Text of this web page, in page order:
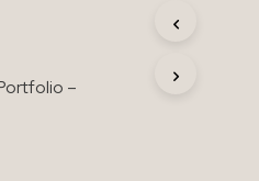
–